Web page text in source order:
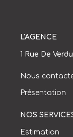
L'AGENCE
1 Rue De
Nous
Présentation
NOS
Estimation